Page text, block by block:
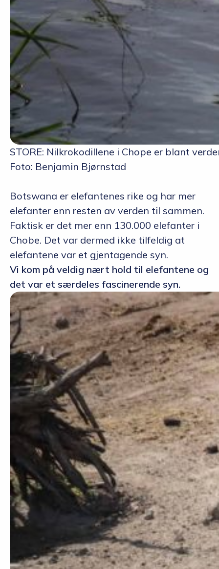
STORE: Nilkrokodillene i Chope er blant
Foto: Benjamin Bjørnstad
Botswana er elefantenes rike og har mer
elefanter enn resten av verden til sammen.
Faktisk er det mer enn 130.000 elefanter i
Chobe. Det var dermed ikke tilfeldig at
elefantene var et gjentagende syn.
Vi kom på veldig nært hold til elefantene og
det var et særdeles fascinerende syn.